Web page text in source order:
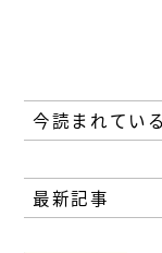
今読まれてい
最新記事